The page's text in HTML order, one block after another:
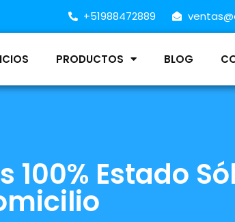
+51988472889
PRODUCTOS BLOG
Estado